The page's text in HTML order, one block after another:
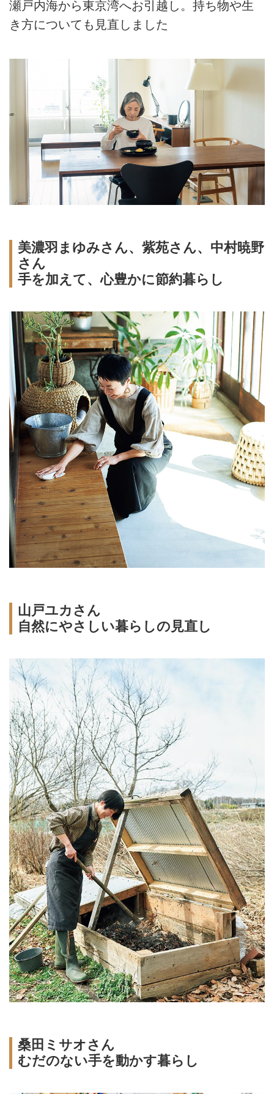
瀬戸内海から東京湾へお引越し。持ち物や生
き方についても見直しました
美濃羽まゆみさん、紫苑さん、中村暁野
さん
手を加えて、心豊かに節約暮らし
山戸ユカさん
自然にやさしい暮らしの見直し
桑田ミサオさん
むだのない手を動かす暮らし